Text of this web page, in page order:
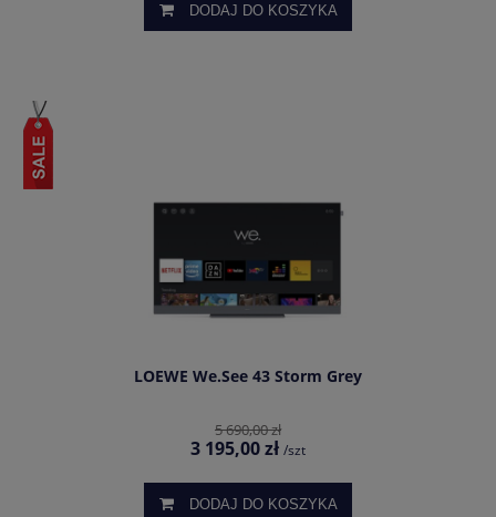
DODAJ DO KOSZYKA
LOEWE We.See 43 Storm Grey
5 690,00 zł
3 195,00 zł /szt
DODAJ DO KOSZYKA